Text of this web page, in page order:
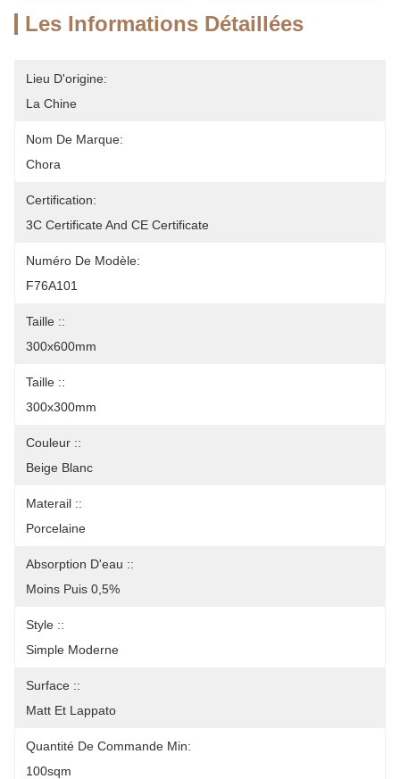
Les Informations Détaillées
Lieu D'origine:
La Chine
Nom De Marque:
Chora
Certification:
3C Certificate And CE Certificate
Numéro De Modèle:
F76A101
Taille ::
300x600mm
Taille ::
300x300mm
Couleur ::
Beige Blanc
Materail ::
Porcelaine
Absorption D'eau ::
Moins Puis 0,5%
Style ::
Simple Moderne
Surface ::
Matt Et Lappato
Quantité De Commande Min:
100sqm